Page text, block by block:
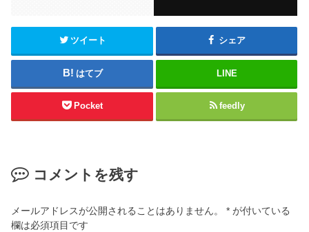
ツイート シェア
はてブ LINE
Pocket feedly
コメントを残す
メールアドレスが公開されることはありません。 * が付いている
欄は必須項目です